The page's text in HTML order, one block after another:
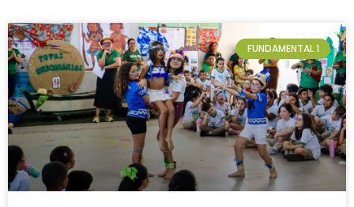
FUNDAMENTAL 1